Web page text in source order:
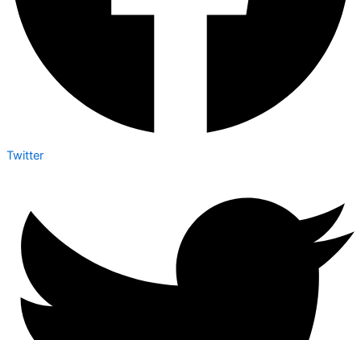
Twitter